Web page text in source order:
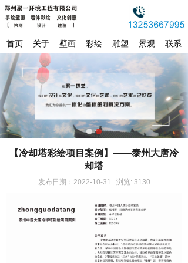
首页 关于 壁画 彩绘 雕塑 景观 联系
【冷却塔彩绘项目案例】——泰州大唐冷
却塔
发布日期：2022-10-31 浏览: 3130